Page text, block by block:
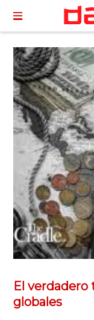
El verdadero
globales